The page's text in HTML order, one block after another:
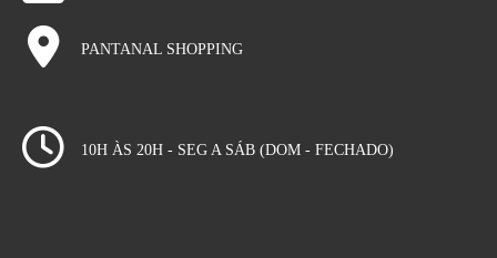
PANTANAL SHOPPING
10H ÀS 20H - SEG A SÁB (DOM - FECHADO)